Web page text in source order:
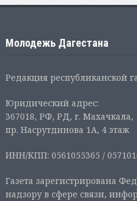
Молодежь Дагестана
Редакция республиканской
Юридический адрес:
367018, РФ, РД, г. Махачкала,
пр. Насрутдинова 1А, 4 этаж
ИНН/КПП: 0561055365 /
Газета зарегистрирована
надзору в сфере связи,